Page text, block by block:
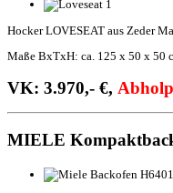
Hocker LOVESEAT aus Zeder
Maße BxTxH: ca. 125 x 50 x 50
VK: 3.970,- €,
MIELE